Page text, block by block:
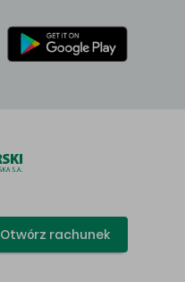
Otwórz rachunek